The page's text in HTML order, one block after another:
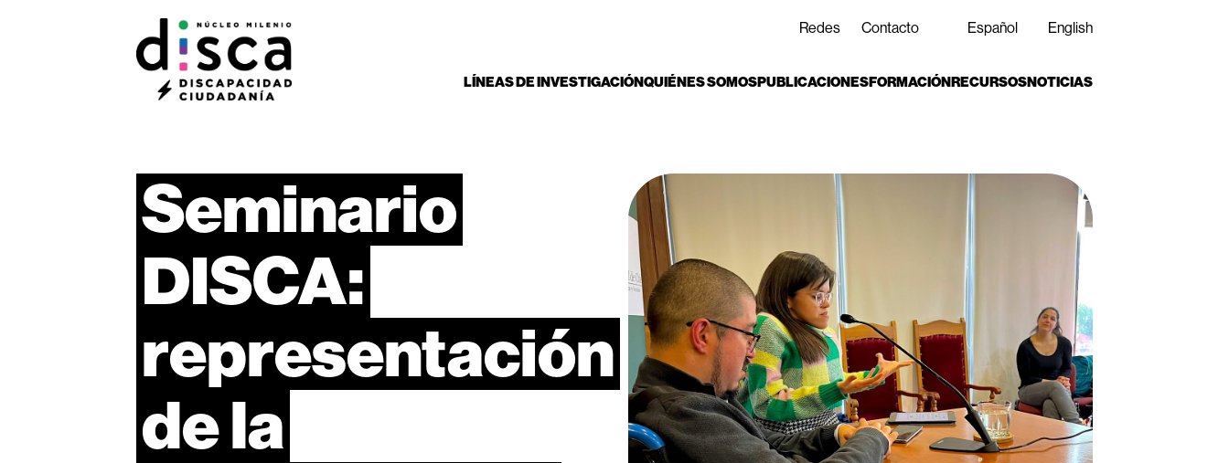
Redes Contacto Español English
LÍNEAS DE INVESTIGACIÓNQUIÉNES SOMOSPUBLICACIONESFORMACIÓNRECURSOSNOTICIAS
Seminario
DISCA:
representación
dela